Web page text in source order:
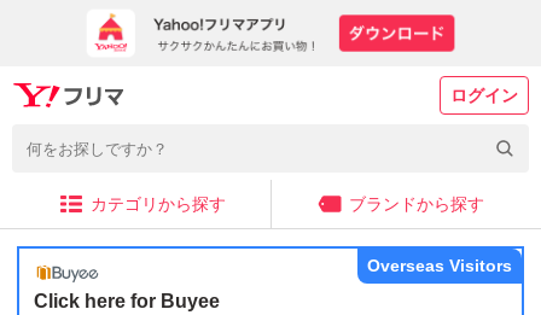
ログイン
カテゴリから探す ブランドから探す
Click here for Buyee
Overseas Visitors